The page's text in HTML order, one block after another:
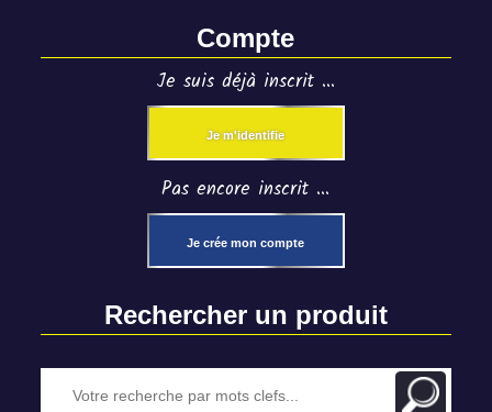
Compte
Je suis déjà inscrit ...
Je m'identifie
Pas encore inscrit ...
Je crée mon compte
Rechercher un produit